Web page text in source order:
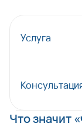
Услуга
Что значит